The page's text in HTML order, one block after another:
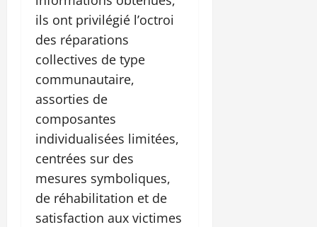
ils ont privilégié l’octroi
des réparations
collectives de type
communautaire,
assorties de
composantes
individualisées limitées,
centrées sur des
mesures symboliques,
de réhabilitation et de
satisfaction aux victimes